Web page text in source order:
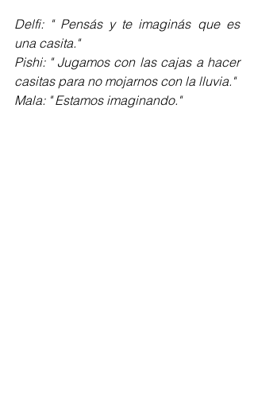
Delfi: " Pensás y te imaginás que es
una casita."
Pishi: " Jugamos con las cajas a hacer
casitas para no mojarnos con la lluvia."
Mala: " Estamos imaginando."